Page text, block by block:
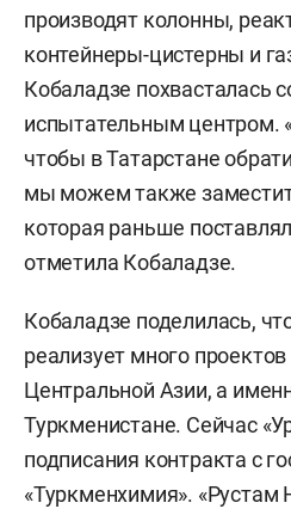
производят колонны,
контейнеры-цистерны и
Кобаладзе похвасталась
испытательным центром.
чтобы в Татарстане
мы можем также
которая раньше
отметила Кобаладзе.
Кобаладзе поделилась,
реализует много
Центральной Азии, а
Туркменистане. Сейчас
подписания контракта с
«Туркменхимия». «Рустам